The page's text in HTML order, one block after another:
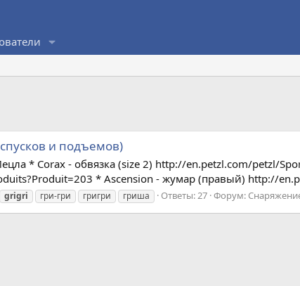
и подъемов)
* Corax - обвязка (size 2) http://en.petzl.com/petzl/
* Ascension - жумар (правый) http://
grigri гри-гри григри гриша Ответы: 27 Форум: